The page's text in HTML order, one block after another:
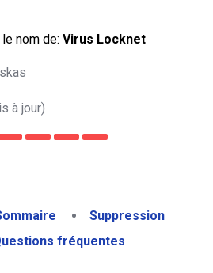
nom de: Virus Locknet
à jour)
Suppression
fréquentes